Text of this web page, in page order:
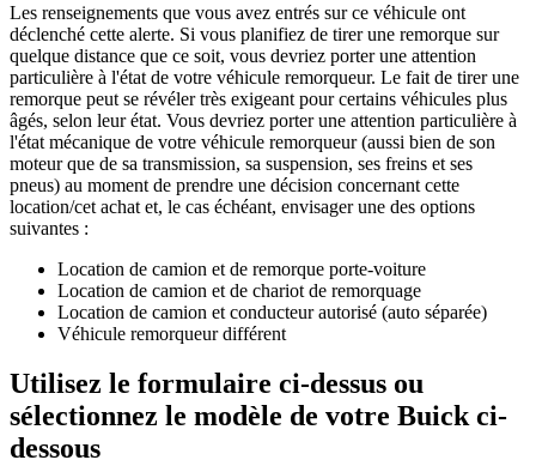
Les renseignements que vous avez entrés sur ce véhicule ont
déclenché cette alerte. Si vous planifiez de tirer une remorque sur
quelque distance que ce soit, vous devriez porter une attention
particulière à l'état de votre véhicule remorqueur. Le fait de tirer une
remorque peut se révéler très exigeant pour certains véhicules plus
âgés, selon leur état. Vous devriez porter une attention particulière à
l'état mécanique de votre véhicule remorqueur (aussi bien de son
moteur que de sa transmission, sa suspension, ses freins et ses
pneus) au moment de prendre une décision concernant cette
location/cet achat et, le cas échéant, envisager une des options
suivantes :
Location de camion et de remorque porte-voiture
Location de camion et de chariot de remorquage
Location de camion et conducteur autorisé (auto séparée)
Véhicule remorqueur différent
Utilisez le formulaire ci-dessus ou
sélectionnez le modèle de votre Buick ci-
dessous